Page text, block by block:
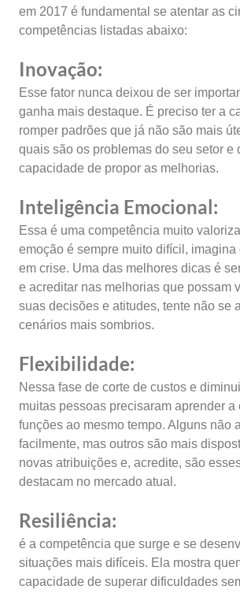
em 2017 é fundamental se atentar as
competências listadas abaixo:
Inovação:
Esse fator nunca deixou de ser
ganha mais destaque. É preciso ter a
romper padrões que já não são mais
quais são os problemas do seu setor e
capacidade de propor as melhorias.
Inteligência Emocional:
Essa é uma competência muito
emoção é sempre muito difícil, imagina
em crise. Uma das melhores dicas é
e acreditar nas melhorias que possam
suas decisões e atitudes, tente não se
cenários mais sombrios.
Flexibilidade:
Nessa fase de corte de custos e
muitas pessoas precisaram aprender a
funções ao mesmo tempo. Alguns não
facilmente, mas outros são mais
novas atribuições e, acredite, são
destacam no mercado atual.
Resiliência:
é a competência que surge e se
situações mais difíceis. Ela mostra
capacidade de superar dificuldades